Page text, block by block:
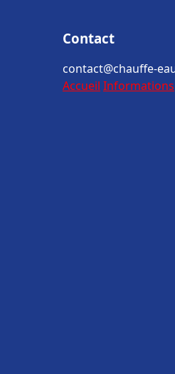
Contact
contact@chauffe-
Accueil Informations